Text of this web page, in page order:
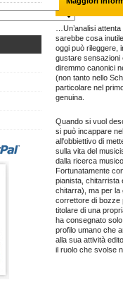
…Un’analisi
sarebbe cosa
oggi può rileggere,
gustare sensazioni
diremmo canonici
(non tanto nello
particolare nel
genuina.
Quando si vuol
si può incappare
all'obbiettivo di
sulla vita del
dalla ricerca
Fortunatamente
pianista, chitarrista
chitarra), ma per la
correttore di bozze
titolare di una
ha consegnato
profilo umano che
alla sua attività
il ruolo che svolse